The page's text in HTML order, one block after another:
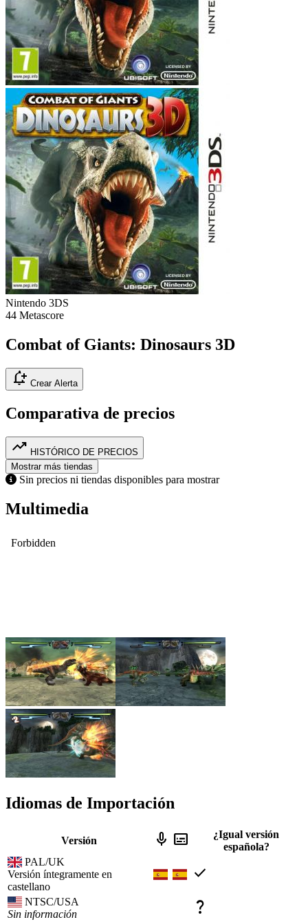
Nintendo 3DS
44 Metascore
Combat of Giants: Dinosaurs 3D
notification_add Crear Alerta
Comparativa de precios
trending_up HISTÓRICO DE PRECIOS
Mostrar más tiendas
Sin precios ni tiendas disponibles para mostrar
Multimedia
Idiomas de Importación
Versión mic subtitles
¿Igual versión
española?
PAL/UK
Versión íntegramente en
castellano
check
NTSC/USA
Sin información
question_mark